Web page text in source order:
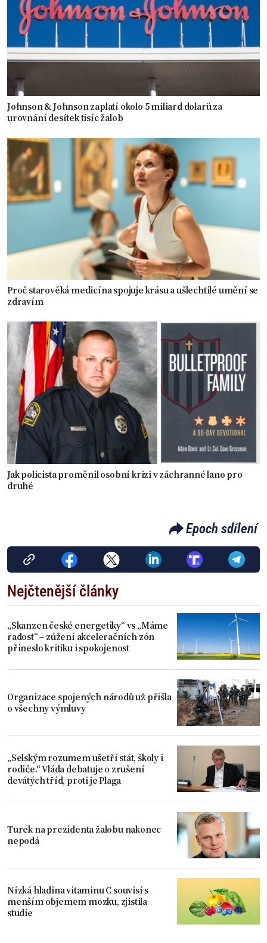
Johnson & Johnson zaplatí okolo 5 miliard dolarů za
urovnání desítek tisíc žalob
Proč starověká medicína spojuje krásu a ušlechtilé umění se
zdravím
Jak policista proměnil osobní krizi v záchranné lano pro
druhé
Epoch sdílení
Nejčtenější články
„Skanzen české energetiky“ vs „Máme
radost“ – zúžení akceleračních zón
přineslo kritiku i spokojenost
Organizace spojených národů už přišla
o všechny výmluvy
„Selským rozumem ušetří stát, školy i
rodiče.“ Vláda debatuje o zrušení
devátých tříd, proti je Plaga
Turek na prezidenta žalobu nakonec
nepodá
Nízká hladina vitaminu C souvisí s
menším objemem mozku, zjistila
studie